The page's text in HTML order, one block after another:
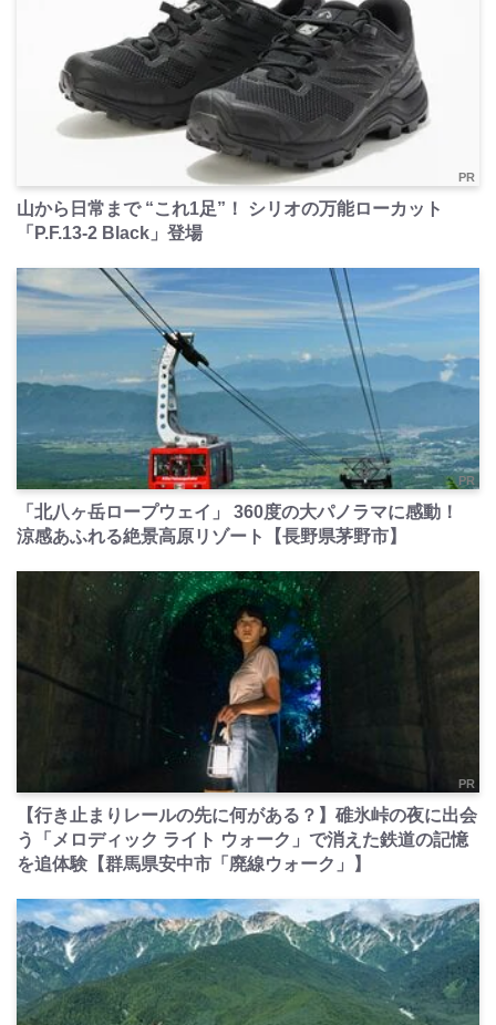
PR
山から日常まで “これ1足”！ シリオの万能ローカット
「P.F.13-2 Black」登場
PR
「北八ヶ岳ロープウェイ」 360度の大パノラマに感動！
涼感あふれる絶景高原リゾート【長野県茅野市】
PR
【行き止まりレールの先に何がある？】碓氷峠の夜に出会
う「メロディック ライト ウォーク」で消えた鉄道の記憶
を追体験【群馬県安中市「廃線ウォーク」】